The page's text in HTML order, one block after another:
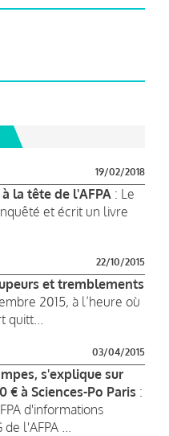
19/02/2018
la tête de l'AFPA : Le
et écrit un livre
22/10/2015
et tremblements
2015, à l’heure où
03/04/2015
s'explique sur
€ à Sciences-Po Paris :
d'informations
l'AFPA ...